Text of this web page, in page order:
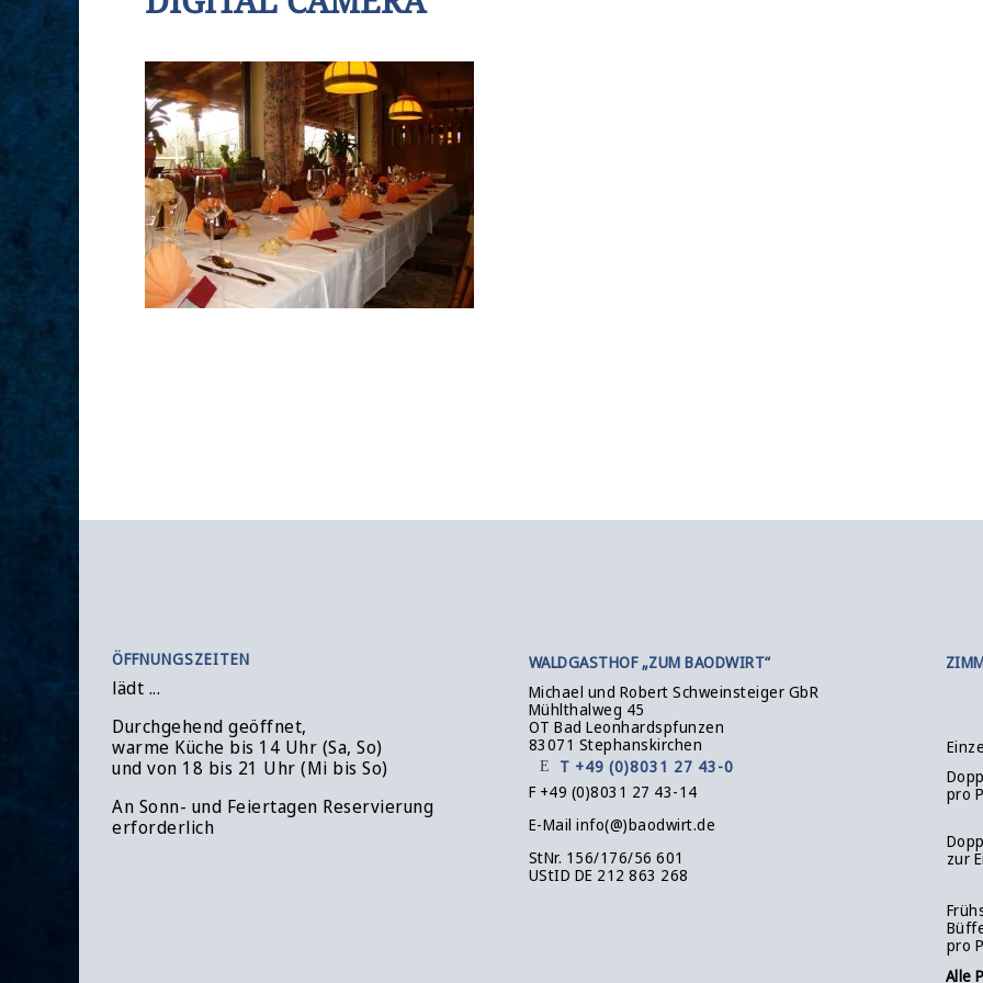
ÖFFNUNGSZEITEN
lädt ...
Durchgehend geöffnet,
warme Küche bis 14 Uhr (Sa, So)
und von 18 bis 21 Uhr (Mi bis So)
An Sonn- und Feiertagen Reservierung
erforderlich
WALDGASTHOF „ZUM BAODWIRT“
Michael und Robert Schweinsteiger GbR
Mühlthalweg 45
OT Bad Leonhardspfunzen
83071 Stephanskirchen
T +49 (0)8031 27 43-0
F +49 (0)8031 27 43-14
E-Mail info(@)baodwirt.de
StNr. 156/176/56 601
UStID DE 212 863 268
pro
zur
pro
Alle